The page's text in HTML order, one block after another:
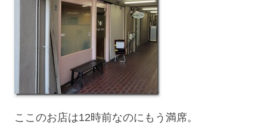
ここのお店は12時前なのにもう満席。